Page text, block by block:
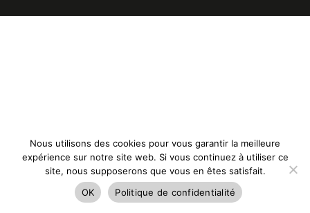
Nous utilisons des cookies pour vous garantir la meilleure
expérience sur notre site web. Si vous continuez à utiliser ce
site, nous supposerons que vous en êtes satisfait.
OK
Politique de confidentialité